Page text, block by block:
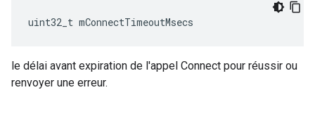
uint32_t mConnectTimeoutMsecs
le délai avant expiration de l'appel Connect pour réussir ou
renvoyer une erreur.